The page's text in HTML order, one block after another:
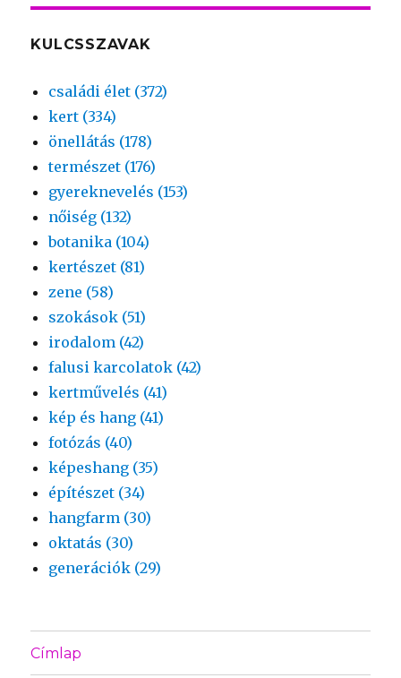
KULCSSZAVAK
családi élet (372)
kert (334)
önellátás (178)
természet (176)
gyereknevelés (153)
nőiség (132)
botanika (104)
kertészet (81)
zene (58)
szokások (51)
irodalom (42)
falusi karcolatok (42)
kertművelés (41)
kép és hang (41)
fotózás (40)
képeshang (35)
építészet (34)
hangfarm (30)
oktatás (30)
generációk (29)
Címlap